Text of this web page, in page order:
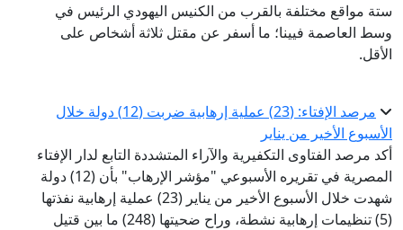
ستة مواقع مختلفة بالقرب من الكنيس اليهودي الرئيس في
وسط العاصمة فيينا؛ ما أسفر عن مقتل ثلاثة أشخاص على
الأقل.
مرصد الإفتاء: (23) عملية إرهابية ضربت (12) دولة خلال
الأسبوع الأخير من يناير
أكد مرصد الفتاوى التكفيرية والآراء المتشددة التابع لدار الإفتاء
المصرية في تقريره الأسبوعي "مؤشر الإرهاب" بأن (12) دولة
شهدت خلال الأسبوع الأخير من يناير (23) عملية إرهابية نفذتها
(5) تنظيمات إرهابية نشطة، وراح ضحيتها (248) ما بين قتيل